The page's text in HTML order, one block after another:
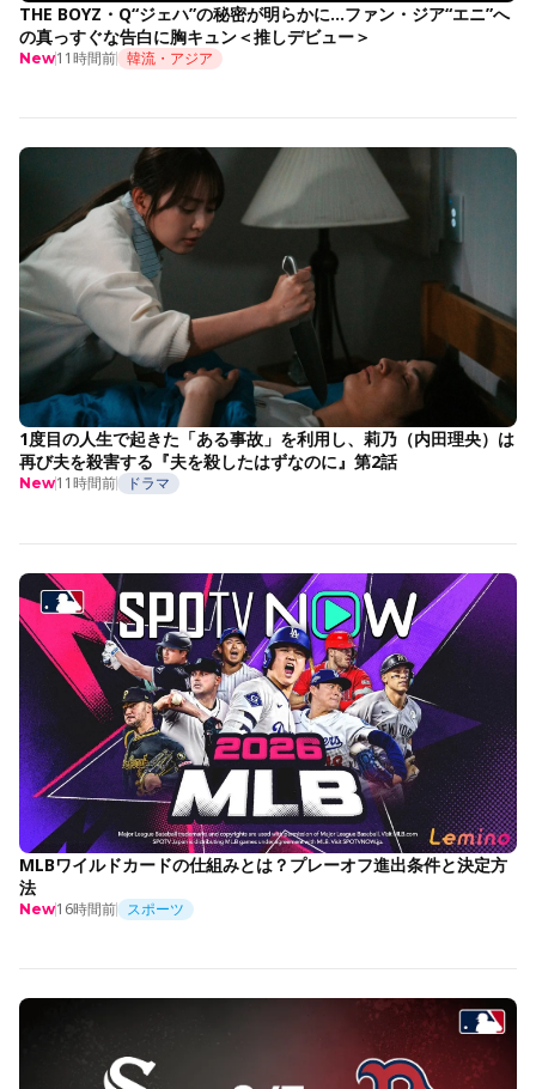
THE BOYZ・Q“ジェハ”の秘密が明らかに…ファン・ジア“エニ”へ
の真っすぐな告白に胸キュン＜推しデビュー＞
New11時間前 韓流・アジア
1度目の人生で起きた「ある事故」を利用し、莉乃（内田理央）は
再び夫を殺害する『夫を殺したはずなのに』第2話
New11時間前 ドラマ
MLBワイルドカードの仕組みとは？プレーオフ進出条件と決定方
法
New16時間前 スポーツ